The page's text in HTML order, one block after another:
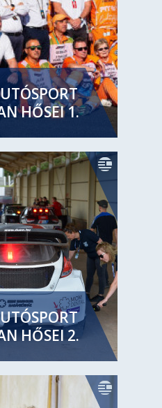
HŐSEI 1.
HŐSEI 2.